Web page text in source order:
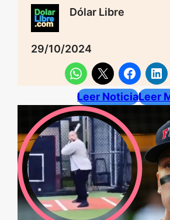
Dólar Libre
29/10/2024
Leer NoticiaLeer